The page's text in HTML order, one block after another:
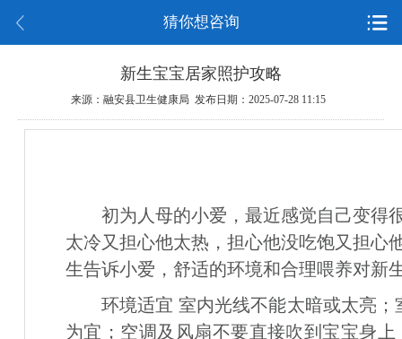
猜你想咨询
新生宝宝居家照护攻略
来源：融安县卫生健康局 发布日期：2025-07-28 11:15
初为人母的小爱，最近感觉自己变得
太冷又担心他太热，担心他没吃饱又担
生告诉小爱，舒适的环境和合理喂养对新
环境适宜 室内光线不能太暗或太亮
为宜；空调及风扇不要直接吹到宝宝身